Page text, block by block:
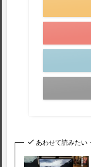
あわせて読みたい